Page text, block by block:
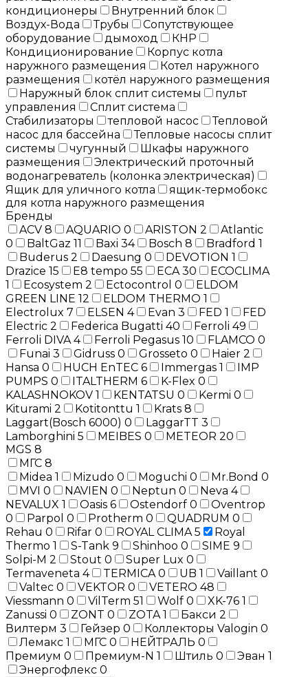
кондиционеры
Внутренний блок
Воздух-Вода
Трубы
Сопутствующее
оборудование
дымоход
КНР
Кондиционирование
Корпус котла
наружного размещения
Котел наружного
размещения
котёл наружного размещения
Наружный блок сплит системы
пульт
управления
Сплит система
Стабилизаторы
тепловой насос
Тепловой
насос для бассейна
Тепловые насосы сплит
системы
чугунный
Шкафы наружного
размещения
Электрический проточный
водонагреватель (колонка электрическая)
Ящик для уличного котла
ящик-термобокс
для котла наружного размещения
Бренды
ACV 8 AQUARIO 0 ARISTON 2
Atlantic
0
BaltGaz 11 Baxi 34 Bosch 8 Bradford 1
Buderus 2 Daesung 0 DEVOTION 1
Drazice 15 E8 tempo 55 ECA 30
ECOCLIMA
1
Ecosystem 2 Ectocontrol 0
ELDOM
GREEN LINE 12 ELDOM THERMO 1
Electrolux 7 ELSEN 4 Evan 3 FED 1
FED
Electric 2 Federica Bugatti 40 Ferroli 49
Ferroli DIVA 4 Ferroli Pegasus 10 FLAMCO 0
Funai 3 Gidruss 0 Grosseto 0 Haier 2
Hansa 0 HUCH EnTEC 6 Immergas 1
IMP
PUMPS 0 ITALTHERM 6 K-Flex 0
KALASHNOKOV 1 KENTATSU 0 Kermi 0
Kiturami 2 Kotitonttu 1 Krats 8
Laggart(Bosch 6000) 0 LaggarTT 3
Lamborghini 5 MEIBES 0 METEOR 20
MGS 8
МГС 8
Midea 1 Mizudo 0 Moguchi 0 Mr.Bond 0
MVI 0 NAVIEN 0 Neptun 0 Neva 4
NEVALUX 1 Oasis 6 Ostendorf 0
Oventrop
0
Parpol 0 Protherm 0 QUADRUM 0
Rehau 0 Rifar 0 ROYAL CLIMA 5
Royal
Thermo 1 S-Tank 9 Shinhoo 0 SIME 9
Solpi-M 2 Stout 0 Super Lux 0
Termaveneta 4 TERMICA 0 UB 1 Vaillant 0
Valtec 0 VEKTOR 0 VETERO 48
Viessmann 0 VilTerm 51 Wolf 0 XK-76 1
Zanussi 0 ZONT 0 ZOTA 1 Бакси 2
Вилтерм 3 Гейзер 0 Коллекторы Valogin 0
Лемакс 1 МГС 0 НЕЙТРАЛЬ 0
Премиум 0 Премиум-N 1 Штиль 0 Эван 1
Энергофлекс 0